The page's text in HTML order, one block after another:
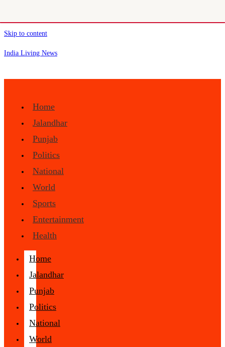
Skip to content
India Living News
Home
Jalandhar
Punjab
Politics
National
World
Sports
Entertainment
Health
Home
Jalandhar
Punjab
Politics
National
World